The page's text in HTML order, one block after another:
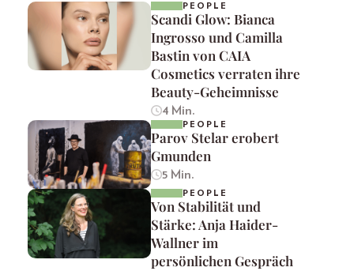
PEOPLE
Scandi Glow: Bianca
Ingrosso und Camilla
Bastin von CAIA
Cosmetics verraten ihre
Beauty-Geheimnisse
4 Min.
PEOPLE
Parov Stelar erobert
Gmunden
5 Min.
PEOPLE
Von Stabilität und
Stärke: Anja Haider-
Wallner im
persönlichen Gespräch